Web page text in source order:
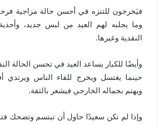
فيَخرجون للتنزه في أحسن حالة مزاجية
وما يجلبه لهم العيد من لبس جديد، وأحذية
النقدية وغيرها.
وأيضًا للكبار يساعد العيد في تحسن الحالة
حينما يغتسل ويخرج للقاء الناس ويرتدي
ويهتم بجماله الخارجي فيشعر بالثقة.
وإذا لم تكن سعيدًا حاول أن تبتسم وتضحك